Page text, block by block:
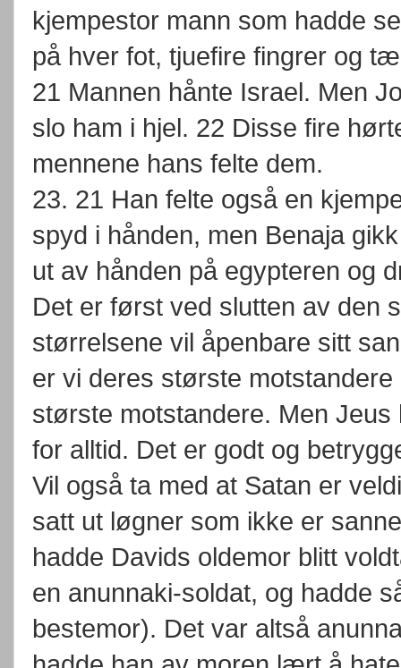
kjempestor mann som hadde
på hver fot, tjuefire fingrer og
21 Mannen hånte Israel. Men
slo ham i hjel. 22 Disse fire
mennene hans felte dem.
23. 21 Han felte også en
spyd i hånden, men Benaja
ut av hånden på egypteren og
Det er først ved slutten av den
størrelsene vil åpenbare sitt
er vi deres største
største motstandere. Men
for alltid. Det er godt og
Vil også ta med at Satan er
satt ut løgner som ikke er
hadde Davids oldemor blitt
en anunnaki-soldat, og hadde
bestemor). Det var altså